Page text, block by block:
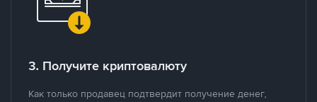
3. Получите криптовалюту
Как только продавец подтвердит получение денег,